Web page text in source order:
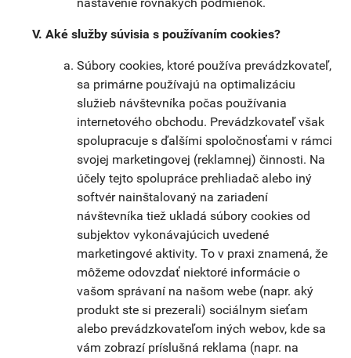
Aké služby súvisia s používaním cookies?
Súbory cookies, ktoré používa prevádzkovateľ,
sa primárne používajú na optimalizáciu
služieb návštevníka počas používania
internetového obchodu. Prevádzkovateľ však
spolupracuje s ďalšími spoločnosťami v rámci
svojej marketingovej (reklamnej) činnosti. Na
účely tejto spolupráce prehliadač alebo iný
softvér nainštalovaný na zariadení
návštevníka tiež ukladá súbory cookies od
subjektov vykonávajúcich uvedené
marketingové aktivity. To v praxi znamená, že
môžeme odovzdať niektoré informácie o
vašom správaní na našom webe (napr. aký
produkt ste si prezerali) sociálnym sieťam
alebo prevádzkovateľom iných webov, kde sa
vám zobrazí príslušná reklama (napr. na